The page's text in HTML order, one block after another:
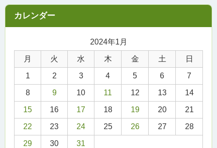
2024年1月
月 火 水 木 金 土 日
1 2 3 4 5 6 7
8 9 10 11 12 13 14
15 16 17 18 19 20 21
22 23 24 25 26 27 28
29 30
31